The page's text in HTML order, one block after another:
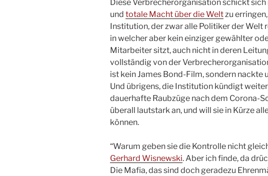
Diese Verbrecherorganisation schickt sich
und totale Macht über die Weltzu
Institution, der zwar alle Politiker der
in welcher aber kein einziger gewählter
Mitarbeiter sitzt, auch nicht in deren
vollständig von der
ist kein James Bond-Film, sondern nackte
Und übrigens, die Institution kündigt
dauerhafte Raubzüge nach dem Corona-
überall lautstark an, und will sie in Kürze
können.
“Warum geben sie die Kontrolle nicht
Gerhard Wisnewski. Aber ich finde, da
Die Mafia, das sind doch geradezu